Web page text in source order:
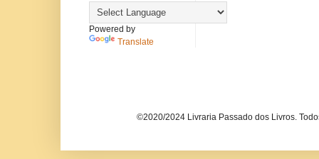
Powered by
Translate
©2020/2024 Livraria Passado dos Livros.